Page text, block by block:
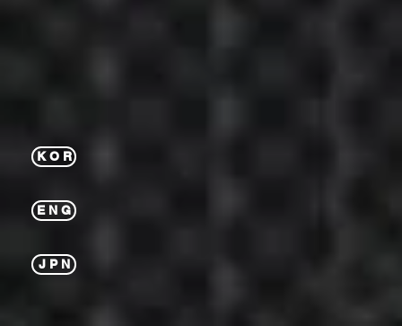
J P N
E N G
K O R